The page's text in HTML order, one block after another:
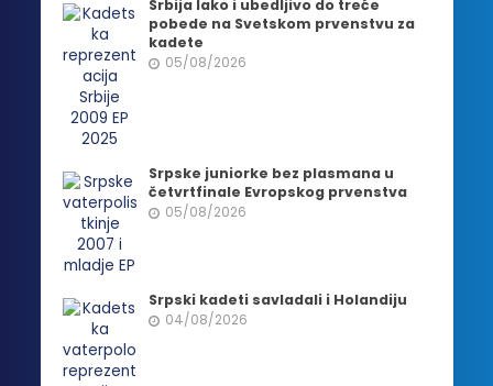
Srbija lako i ubedljivo do treće
pobede na Svetskom prvenstvu za
kadete
05/08/2026
Srpske juniorke bez plasmana u
četvrtfinale Evropskog prvenstva
05/08/2026
Srpski kadeti savladali i Holandiju
04/08/2026